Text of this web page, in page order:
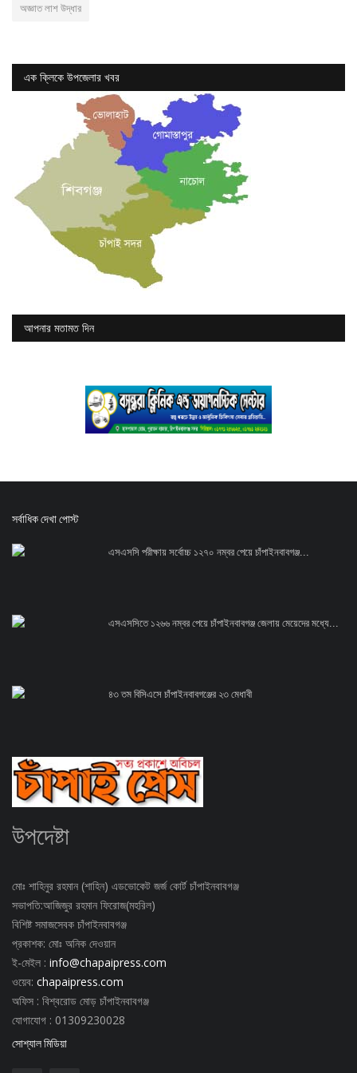
অজ্ঞাত লাশ উদ্ধার
এক ক্লিকে উপজেলার খবর
আপনার মতামত দিন
সর্বাধিক দেখা পোস্ট
এসএসসি পরীক্ষায় সর্বোচ্চ ১২৭০ নম্বর পেয়ে চাঁপাইনবাবগঞ্জ...
এসএসসিতে ১২৬৬ নম্বর পেয়ে চাঁপাইনবাবগঞ্জ জেলায় মেয়েদের মধ্যে...
৪৩ তম বিসিএসে চাঁপাইনবাবগঞ্জের ২৩ মেধাবী
উপদেষ্টা
মোঃ শাহিনুর রহমান (শাহিন) এডভোকেট জর্জ কোর্ট চাঁপাইনবাবগঞ্জ
সভাপতি:আজিজুর রহমান ফিরোজ(মহরিল)
বিশিষ্ট সমাজসেবক চাঁপাইনবাবগঞ্জ
প্রকাশক: মোঃ অনিক দেওয়ান
ই-মেইল : info@chapaipress.com
ওয়েব: chapaipress.com
অফিস : বিশ্বরোড মোড় চাঁপাইনবাবগঞ্জ
যোগাযোগ : 01309230028
সোশ্যাল মিডিয়া